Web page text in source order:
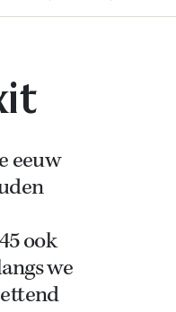
eeuw
ook
we